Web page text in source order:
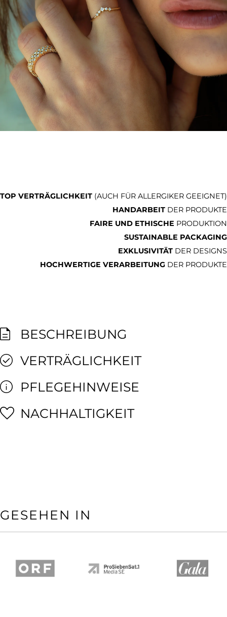
TOP VERTRÄGLICHKEIT (AUCH FÜR ALLERGIKER GEEIGNET)
HANDARBEIT DER PRODUKTE
FAIRE UND ETHISCHE PRODUKTION
SUSTAINABLE PACKAGING
EXKLUSIVITÄT DER DESIGNS
HOCHWERTIGE VERARBEITUNG DER PRODUKTE
BESCHREIBUNG
VERTRÄGLICHKEIT
PFLEGEHINWEISE
NACHHALTIGKEIT
GESEHEN IN